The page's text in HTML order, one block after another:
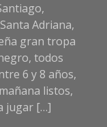
,
Adriana,
gran tropa
todos
6 y 8 años,
listos,
jugar […]